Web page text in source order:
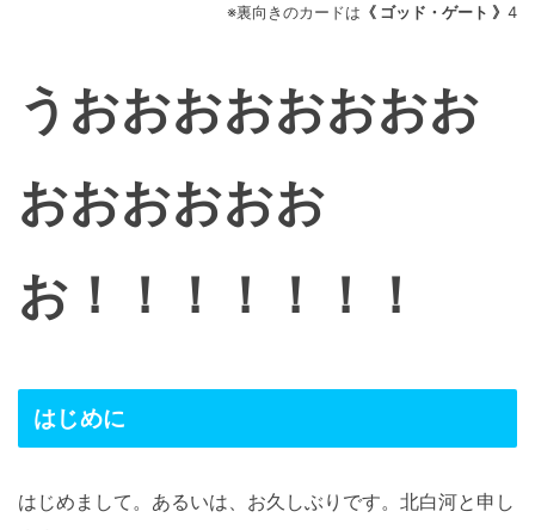
※裏向きのカードは 《 ゴッド・ゲート 》 4
うおおおおおおおお
おおおおおお
お！！！！！！！
はじめに
はじめまして。あるいは、お久しぶりです。北白河と申し